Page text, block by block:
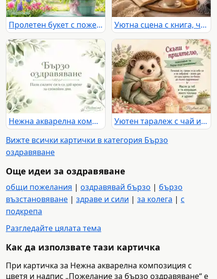
Пролетен букет с пожелание за бързо оздравяване Уютна сцена с книга, чай, свещ и надпис за бързо оздравяване
Нежна акварелна композиция с послание „Бързо оздравяване“
Уютен таралеж с чай и текст за бързо възстановяване
Вижте всички картички в категория Бързо
оздравяване
Още идеи за оздравяване
общи пожелания | оздравявай бързо | бързо
възстановяване | здраве и сили | за колега | с
подкрепа
Разгледайте цялата тема
Как да използвате тази картичка
При картичка за Нежна акварелна композиция с
цветя и надпис „Пожелание за бързо оздравяване“ е